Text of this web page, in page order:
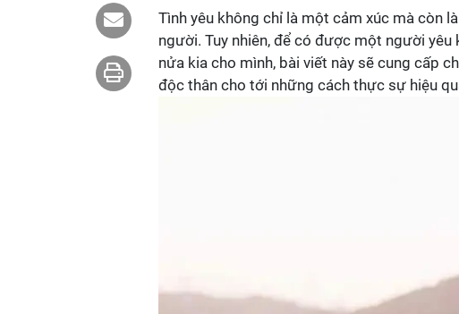
Tình yêu không chỉ là một cảm xúc mà còn
người. Tuy nhiên, để có được một người
nửa kia cho mình, bài viết này sẽ cung cấp
độc thân cho tới những cách thực sự hiệu